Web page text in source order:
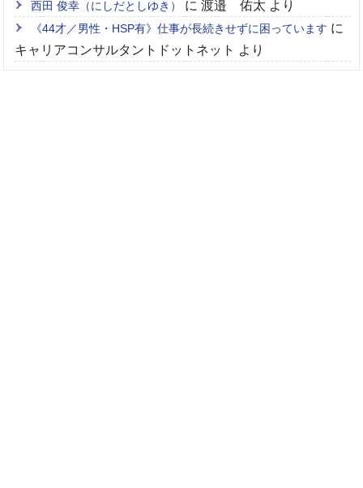
西田 俊幸（にしだとしゆき） に渡邉 佑太 より
《44才／男性・HSP有》仕事が長続きせずに困っています に
キャリアコンサルタントドットネット より